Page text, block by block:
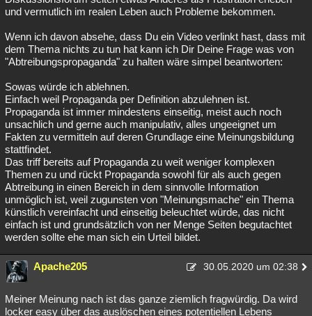
und vermutlich im realen Leben auch Probleme bekommen.
Wenn ich davon absehe, dass Du ein Video verlinkt hast, dass mit
dem Thema nichts zu tun hat kann ich Dir Deine Frage was von
"Abtreibungspropaganda" zu halten wäre simpel beantworten:
Sowas würde ich ablehnen.
Einfach weil Propaganda per Definition abzulehnen ist.
Propaganda ist immer mindestens einseitig, meist auch noch
unsachlich und gerne auch manipulativ, alles ungeeignet um
Fakten zu vermitteln auf deren Grundlage eine Meinungsbildung
stattfindet.
Das triff bereits auf Propaganda zu weit weniger komplexen
Themen zu und rückt Propaganda sowohl für als auch gegen
Abtreibung in einen Bereich in dem sinnvolle Information
unmöglich ist, weil zugunsten von "Meinungsmache" ein Thema
künstlich vereinfacht und einseitig beleuchtet würde, das nicht
einfach ist und grundsätzlich von ner Menge Seiten begutachtet
werden sollte ehe man sich ein Urteil bildet.
Apache205 30.05.2020 um 02:38
Meiner Meinung nach ist das ganze ziemlich fragwürdig. Da wird
locker easy über das auslöschen eines potentiellen Lebens